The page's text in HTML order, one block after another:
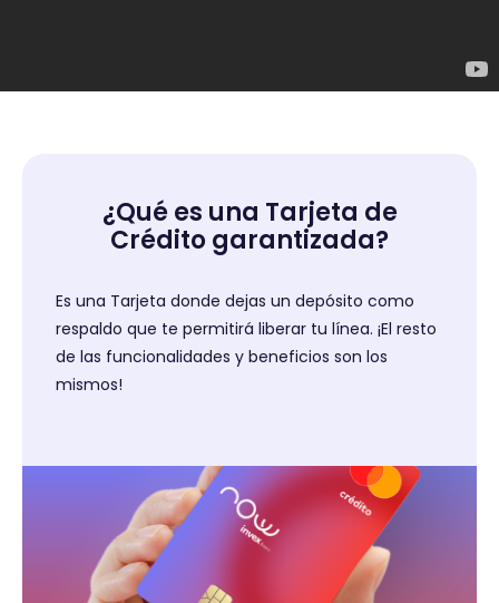
¿Qué es una Tarjeta de
Crédito garantizada?
Es una Tarjeta donde dejas un depósito como
respaldo que te permitirá liberar tu línea. ¡El resto
de las funcionalidades y beneficios son los
mismos!